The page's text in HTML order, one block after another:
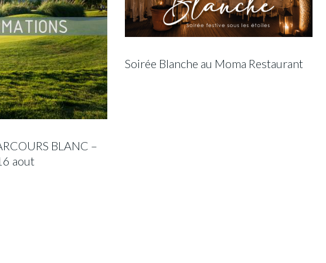
BLANC –
aout
Soirée Blanche au Moma Restaurant